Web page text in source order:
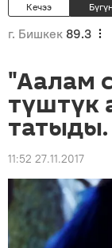
Кечээ Бүгүн
г. Бишкек 89.3
"Аалам
түштүк
11:52 27.11.2017